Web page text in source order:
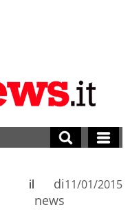
di
news
il 11/01/2015